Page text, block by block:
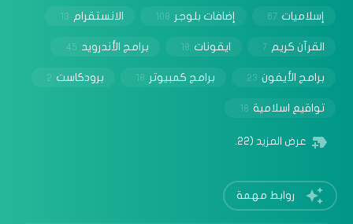
إسلاميات 67 إضافات بلوجر 108 الانستقرام 13
القرآن كريم 7 ايقونات 18 برامج الأندرويد 45
برامج الأيفون 23 برامج كمبيوتر 18 برودكاست 2
تواقيع اسلامية 18
عرض المزيد (22)
روابط مهمة
‏يستخدم الموقع الإلكتروني هذا ملفات تعريف الارتباط من